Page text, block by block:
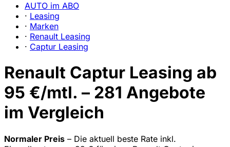
AUTO im ABO
· Leasing
· Marken
· Renault Leasing
· Captur Leasing
Renault Captur Leasing ab
95 €/mtl. – 281 Angebote
im Vergleich
Normaler Preis – Die aktuell beste Rate inkl.